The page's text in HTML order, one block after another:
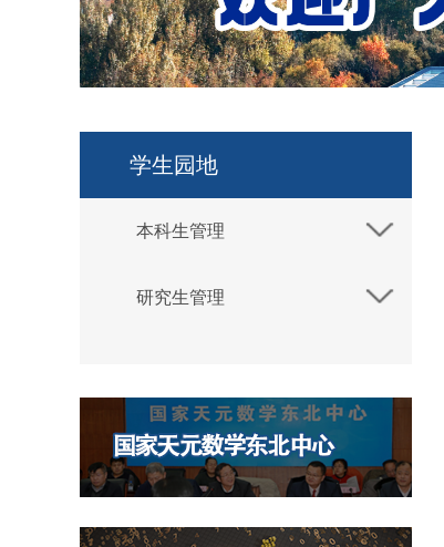
学生园地
本科生管理
研究生管理